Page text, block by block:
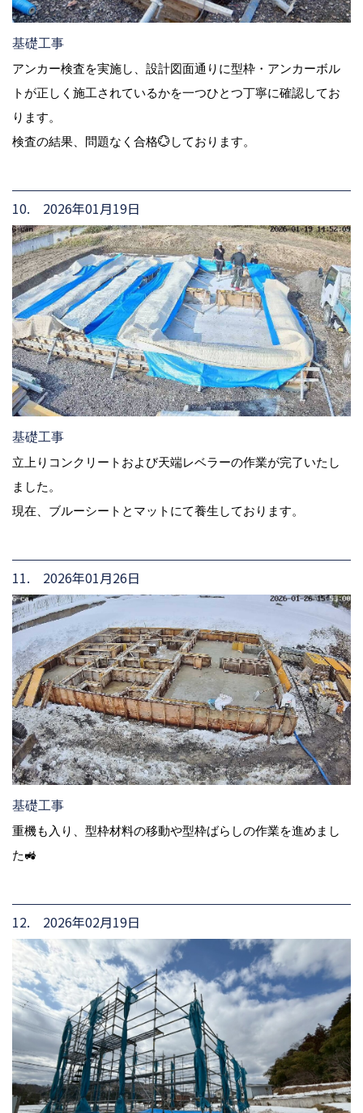
基礎工事
アンカー検査を実施し、設計図面通りに型枠・アンカーボル
トが正しく施工されているかを一つひとつ丁寧に確認してお
ります。
検査の結果、問題なく合格💮しております。
10. 2026年01月19日
基礎工事
立上りコンクリートおよび天端レベラーの作業が完了いたし
ました。
現在、ブルーシートとマットにて養生しております。
11. 2026年01月26日
基礎工事
重機も入り、型枠材料の移動や型枠ばらしの作業を進めまし
た🚜
12. 2026年02月19日